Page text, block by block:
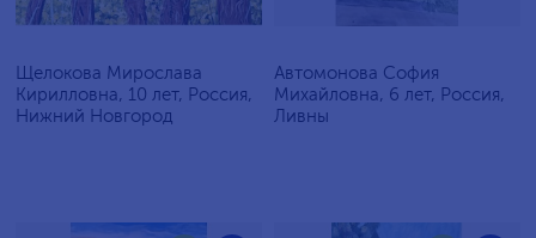
Щелокова Мирослава
Кирилловна, 10 лет, Россия,
Нижний Новгород
Автомонова София
Михайловна, 6 лет, Россия,
Ливны